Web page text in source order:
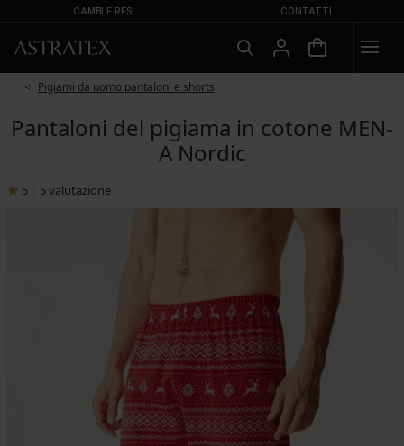
CAMBI E RESI CONTATTI
Pigiami da uomo pantaloni e shorts
Pantaloni del pigiama in cotone MEN-
A Nordic
5 5valutazione